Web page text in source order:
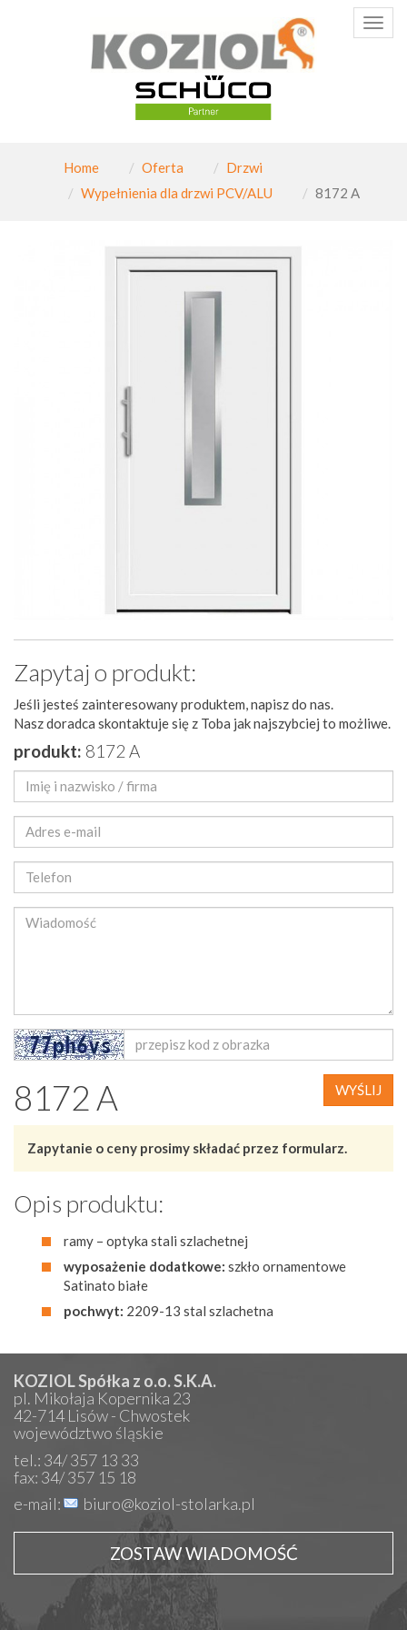
menu
Home Oferta
Drzwi
Wypełnienia dla drzwi PCV/ALU
8172 A
Zapytaj o produkt:
Jeśli jesteś zainteresowany produktem, napisz do nas.
Nasz doradca skontaktuje się z Toba jak najszybciej to możliwe.
produkt: 8172 A
WYŚLIJ
8172 A
Zapytanie o ceny prosimy składać przez formularz.
Opis produktu:
ramy – optyka stali szlachetnej
wyposażenie dodatkowe: szkło ornamentowe
Satinato białe
pochwyt: 2209-13 stal szlachetna
KOZIOL Spółka z o.o. S.K.A.
pl. Mikołaja Kopernika 23
42-714 Lisów - Chwostek
województwo śląskie
tel.: 34/ 357 13 33
fax: 34/ 357 15 18
e-mail:
biuro@koziol-stolarka.pl
ZOSTAW WIADOMOŚĆ